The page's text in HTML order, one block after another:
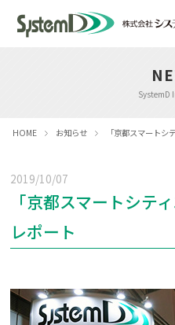
SystemD
HOME お知らせ 「京都スマート
2019/10/07
「京都スマートシテ
レポート